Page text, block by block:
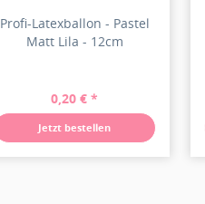
Profi-Latexballon - Pastel
Matt Lila - 12cm
0,20 € *
Jetzt bestellen